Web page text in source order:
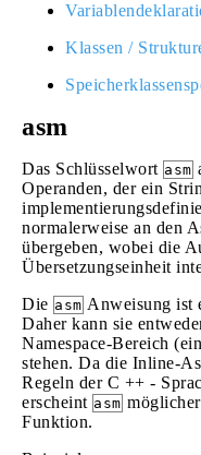
Klassen /
asm
Das Schlüsselwort asm
Operanden, der ein
normalerweise an den
übergeben, wobei die
Übersetzungseinheit
Die asm Anweisung ist
Daher kann sie
Namespace-Bereich
stehen. Da die Inline-
Regeln der C ++ -
erscheint asm
Funktion.